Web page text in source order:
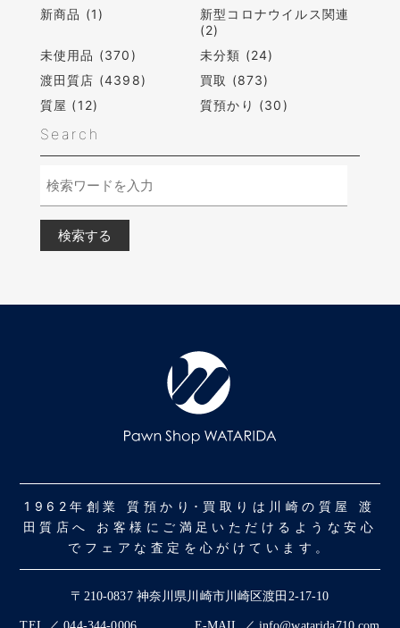
新商品 (1)
新型コロナウイルス関連
(2)
未使用品 (370)
未分類 (24)
渡田質店 (4398)
買取 (873)
質屋 (12)
質預かり (30)
Search
1962年創業 質預かり･買取りは川崎の質屋 渡
田質店へ お客様にご満足いただけるような安心
でフェアな査定を心がけています。
〒210-0837 神奈川県川崎市川崎区渡田2-17-10